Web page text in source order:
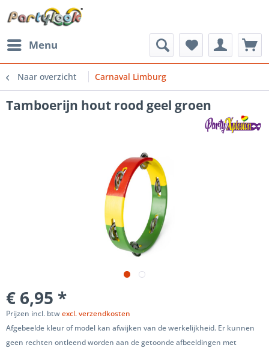
Menu
Naar overzicht Carnaval Limburg
Tamboerijn hout rood geel groen
€ 6,95 *
Prijzen incl. btwexcl. verzendkosten
Afgebeelde kleur of model kan afwijken van de werkelijkheid. Er kunnen
geen rechten ontleend worden aan de getoonde afbeeldingen met